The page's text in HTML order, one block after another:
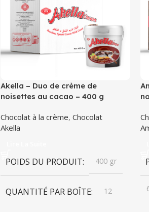
Akella – Duo de crème de
noisettes au cacao – 400 g
Chocolat à la crème,Chocolat
Akella
POIDS DU PRODUIT 400 gr
QUANTITÉ PAR BOÎTE 12